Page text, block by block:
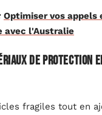
Optimiser vos appels
avec l'Australie
de protection
fragiles tout en